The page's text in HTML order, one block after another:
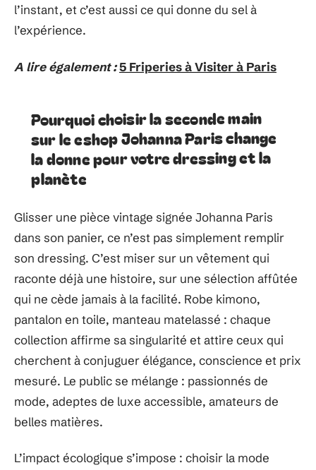
l’instant, et c’est aussi ce qui donne du sel à
l’expérience.
A lire également :5 Friperies à Visiter à Paris
Pourquoi choisir la seconde main
sur le eshop Johanna Paris change
la donne pour votre dressing et la
planète
Glisser une pièce vintage signée Johanna Paris
dans son panier, ce n’est pas simplement remplir
son dressing. C’est miser sur un vêtement qui
raconte déjà une histoire, sur une sélection affûtée
qui ne cède jamais à la facilité. Robe kimono,
pantalon en toile, manteau matelassé : chaque
collection affirme sa singularité et attire ceux qui
cherchent à conjuguer élégance, conscience et prix
mesuré. Le public se mélange : passionnés de
mode, adeptes de luxe accessible, amateurs de
belles matières.
L’impact écologique s’impose : choisir la mode